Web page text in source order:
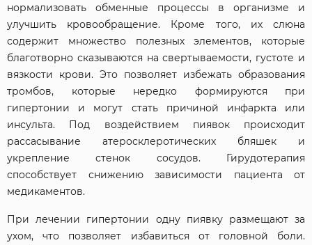
нормализовать обменные процессы в организме и
улучшить кровообращение. Кроме того, их слюна
содержит множество полезных элементов, которые
благотворно сказываются на свертываемости, густоте и
вязкости крови. Это позволяет избежать образования
тромбов, которые нередко формируются при
гипертонии и могут стать причиной инфаркта или
инсульта. Под воздействием пиявок происходит
рассасывание атеросклеротических бляшек и
укрепление стенок сосудов. Гирудотерапия
способствует снижению зависимости пациента от
медикаментов.
При лечении гипертонии одну пиявку размещают за
ухом, что позволяет избавиться от головной боли.